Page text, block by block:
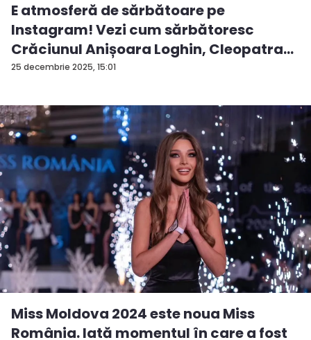
25 decembrie 2025, 15:01
E atmosferă de sărbătoare pe
Instagram! Vezi cum sărbătoresc
Crăciunul Anișoara Loghin, Cleopatra
S...
Miss Moldova 2024 este noua Miss
România. Iată momentul în care a fost